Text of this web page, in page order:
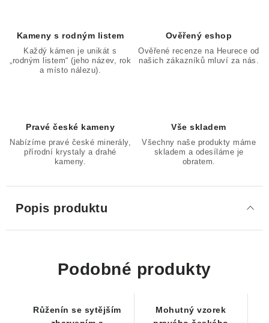
Kameny s rodným listem
Každý kámen je unikát s
„rodným listem“ (jeho název, rok
a místo nálezu).
Ověřený eshop
Ověřené recenze na Heurece od
našich zákazníků mluví za nás.
Pravé české kameny
Nabízíme pravé české minerály,
přírodní krystaly a drahé
kameny.
Vše skladem
Všechny naše produkty máme
skladem a odesíláme je
obratem.
Popis produktu
Podobné produkty
Růženín se sytějším
Mohutný vzorek